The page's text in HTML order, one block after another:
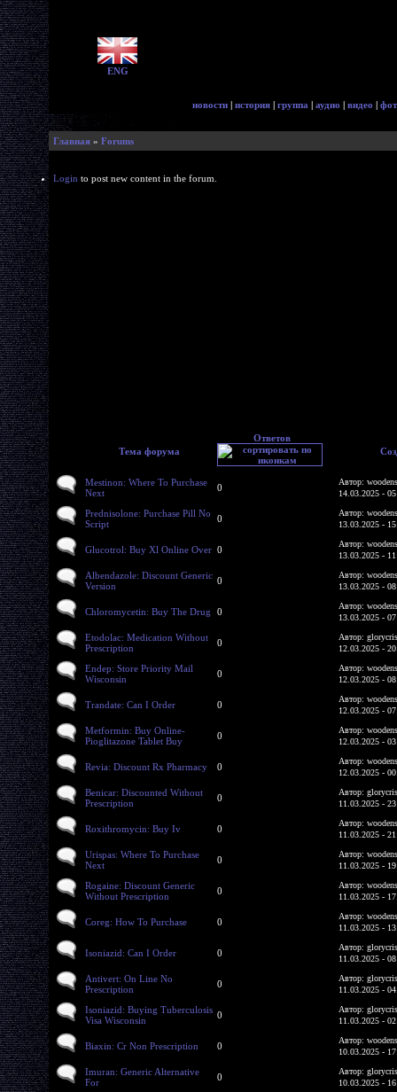
ENG
новости | история | группа | аудио | видео |
Главная » Forums
Login to post new content in the forum.
Тема форума
Ответов
Mestinon: Where To Purchase
Next
0
Автор:
14.03.2025 -
Prednisolone: Purchase Pill No
Script
0
Автор:
13.03.2025 -
Glucotrol: Buy Xl Online Over 0
Автор:
13.03.2025 -
Albendazole: Discount Generic
Version
0
Автор:
13.03.2025 -
Chloromycetin: Buy The Drug 0
Автор:
13.03.2025 -
Etodolac: Medication Without
Prescription
0
Автор:
12.03.2025 -
Endep: Store Priority Mail
Wisconsin
0
Автор:
12.03.2025 -
Trandate: Can I Order 0
Автор:
12.03.2025 -
Metformin: Buy Online-
Pioglitazone Tablet Buy
0
Автор:
12.03.2025 -
Revia: Discount Rx Pharmacy 0
Автор:
12.03.2025 -
Benicar: Discounted Without
Prescription
0
Автор:
11.03.2025 -
Roxithromycin: Buy Iv 0
Автор:
11.03.2025 -
Urispas: Where To Purchase
Next
0
Автор:
11.03.2025 -
Rogaine: Discount Generic
Without Prescription
0
Автор:
11.03.2025 -
Coreg: How To Purchase 0
Автор:
11.03.2025 -
Isoniazid: Can I Order 0
Автор:
11.03.2025 -
Antivert: On Line No
Prescription
0
Автор:
11.03.2025 -
Isoniazid: Buying Tuberculosis
Visa Wisconsin
0
Автор:
11.03.2025 -
Biaxin: Cr Non Prescription 0
Автор:
10.03.2025 -
Imuran: Generic Alternative
For
0
Автор:
10.03.2025 -